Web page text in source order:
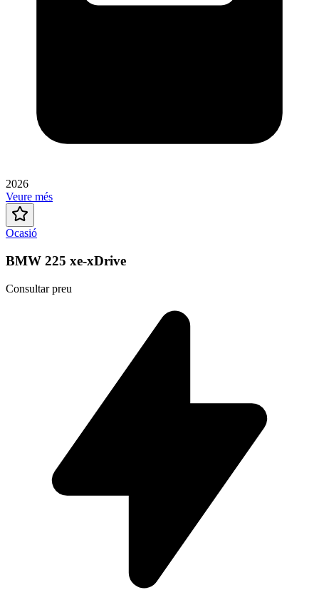
2026
Veure més
Ocasió
BMW 225 xe-xDrive
Consultar preu